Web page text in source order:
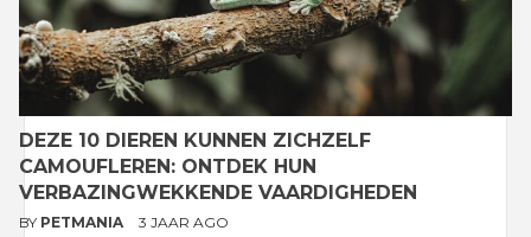
DEZE 10 DIEREN KUNNEN ZICHZELF
CAMOUFLEREN: ONTDEK HUN
VERBAZINGWEKKENDE VAARDIGHEDEN
BY PETMANIA 3 JAAR AGO